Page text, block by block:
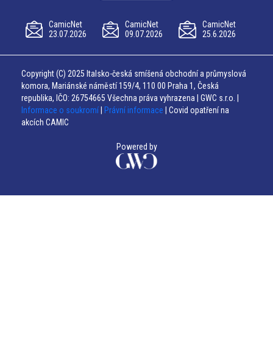
CamicNet
23.07.2026
CamicNet
09.07.2026
CamicNet
25.6.2026
Copyright (C) 2025 Italsko-česká smíšená obchodní a průmyslová
komora, Mariánské náměstí 159/4, 110 00 Praha 1, Česká
republika, IČO: 26754665 Všechna práva vyhrazena | GWC s.r.o. |
Informace o soukromí
Právní informace | Covid opatření na
akcích CAMIC
Powered by